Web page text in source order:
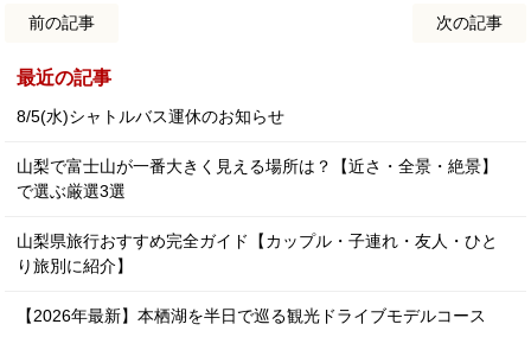
前の記事 次の記事
最近の記事
8/5(水)シャトルバス運休のお知らせ
山梨で富士山が一番大きく見える場所は？【近さ・全景・絶景】
で選ぶ厳選3選
山梨県旅行おすすめ完全ガイド【カップル・子連れ・友人・ひと
り旅別に紹介】
【2026年最新】本栖湖を半日で巡る観光ドライブモデルコース